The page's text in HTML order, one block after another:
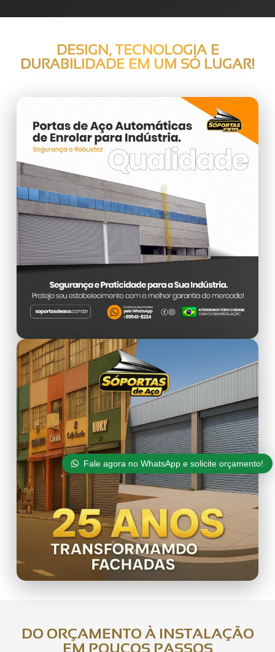
DESIGN, TECNOLOGIA E
DURABILIDADE EM UM SÓ LUGAR!
DO ORÇAMENTO À INSTALAÇÃO
EM POUCOS PASSOS
Fale agora no WhatsApp e solicite orçamento!